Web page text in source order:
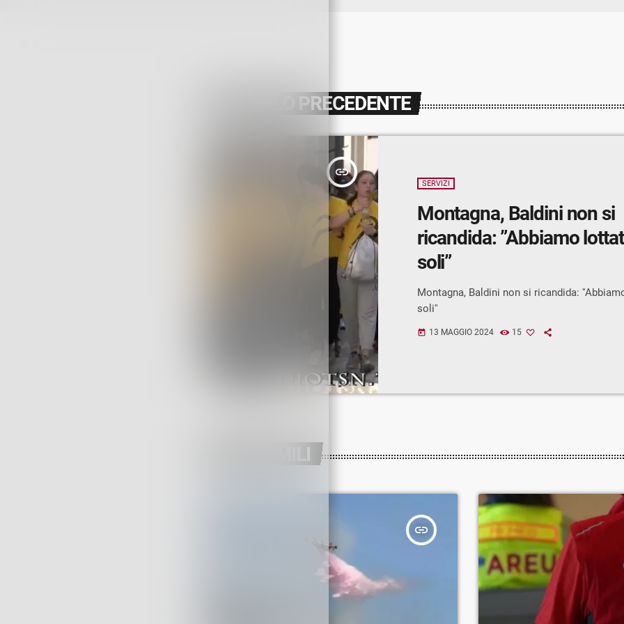
ARTICOLO PRECEDENTE
insert_link
SERVIZI
Montagna, Baldini non si
ricandida: ”Abbiamo
soli”
Montagna, Baldini non si ricandida:
soli''
today 13 MAGGIO 2024 15
POST SIMILI
insert_link